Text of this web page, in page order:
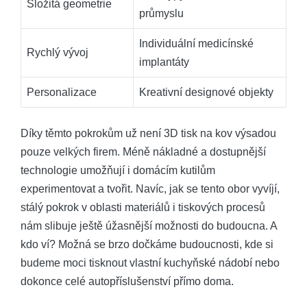
Složitá geometrie
průmyslu
Rychlý vývoj
Individuální medicínské
implantáty
Personalizace Kreativní designové objekty
Díky těmto pokrokům už není 3D tisk na kov výsadou
pouze velkých firem. Méně nákladné a dostupnější
technologie umožňují i domácím kutilům
experimentovat a tvořit. Navíc, jak se tento obor vyvíjí,
stálý pokrok v oblasti materiálů i tiskových procesů
nám slibuje ještě úžasnější možnosti do budoucna. A
kdo ví? Možná se brzo dočkáme budoucnosti, kde si
budeme moci tisknout vlastní kuchyňské nádobí nebo
dokonce celé autopříslušenství přímo doma.